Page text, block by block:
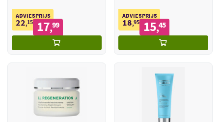
ADVIESPRIJS
22,15 17,99
ADVIESPRIJS
18,95 15,45